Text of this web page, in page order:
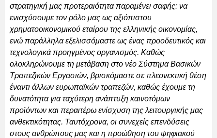
στρατηγική μας προτεραιότητα παραμένει σαφής: να
ενισχύσουμε τον ρόλο μας ως αξιόπιστου
χρηματοοικονομικού εταίρου της ελληνικής οικονομίας,
ενώ παράλληλα εξελισσόμαστε ως ένας προοδευτικός και
τεχνολογικά προηγμένος οργανισμός. Καθώς
ολοκληρώνουμε τη μετάβαση στο νέο Σύστημα Βασικών
Τραπεζικών Εργασιών, βρισκόμαστε σε πλεονεκτική θέση
έναντι άλλων ευρωπαϊκών τραπεζών, καθώς έχουμε τη
δυνατότητα για ταχύτερη ανάπτυξη καινοτόμων
προϊόντων και περαιτέρω ενίσχυση της λειτουργικής μας
ανθεκτικότητας. Ταυτόχρονα, οι συνεχείς επενδύσεις
στους ανθρώπους μας και η προώθηση του ψηφιακού